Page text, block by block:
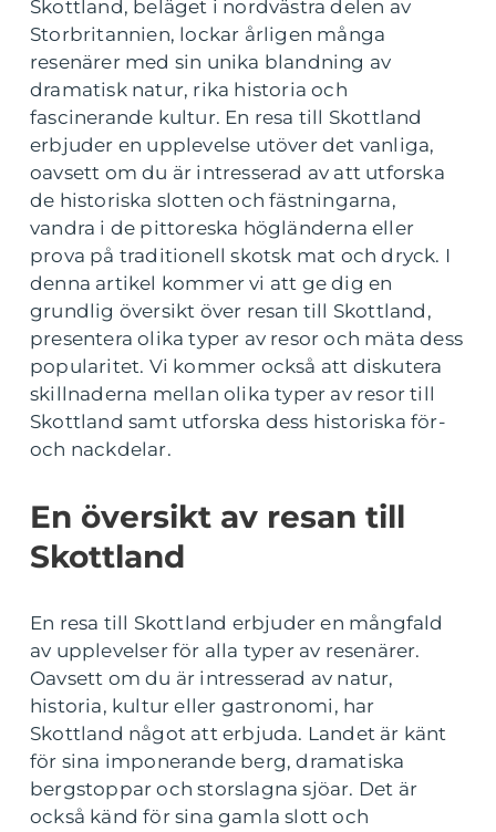
Skottland, beläget i nordvästra delen av
Storbritannien, lockar årligen många
resenärer med sin unika blandning av
dramatisk natur, rika historia och
fascinerande kultur. En resa till Skottland
erbjuder en upplevelse utöver det vanliga,
oavsett om du är intresserad av att utforska
de historiska slotten och fästningarna,
vandra i de pittoreska högländerna eller
prova på traditionell skotsk mat och dryck. I
denna artikel kommer vi att ge dig en
grundlig översikt över resan till Skottland,
presentera olika typer av resor och mäta dess
popularitet. Vi kommer också att diskutera
skillnaderna mellan olika typer av resor till
Skottland samt utforska dess historiska för-
och nackdelar.
En översikt av resan till
Skottland
En resa till Skottland erbjuder en mångfald
av upplevelser för alla typer av resenärer.
Oavsett om du är intresserad av natur,
historia, kultur eller gastronomi, har
Skottland något att erbjuda. Landet är känt
för sina imponerande berg, dramatiska
bergstoppar och storslagna sjöar. Det är
också känd för sina gamla slott och